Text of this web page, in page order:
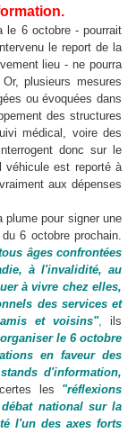
6 octobre - pourrait
le report de la
lieu - ne pourra
plusieurs mesures
ou évoquées dans
des structures
médical, voire des
donc sur le
véhicule est reporté à
aux dépenses
pour signer une
6 octobre prochain.
âges confrontées
à l'invalidité, au
à vivre chez elles,
des services et
et voisins", ils
le 6 octobre
en faveur des
d'information,
les "réflexions
national sur la
l'un des axes forts